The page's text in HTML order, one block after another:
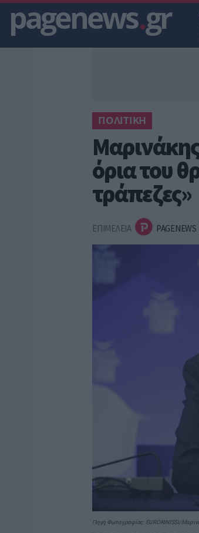
pagenews.gr
ΠΟΛΙΤΙΚΗ
όρια του
τράπεζες»
ΕΠΙΜΕΛΕΙΑ
Πηγή Φωτογραφίας: EUROKINISSI/